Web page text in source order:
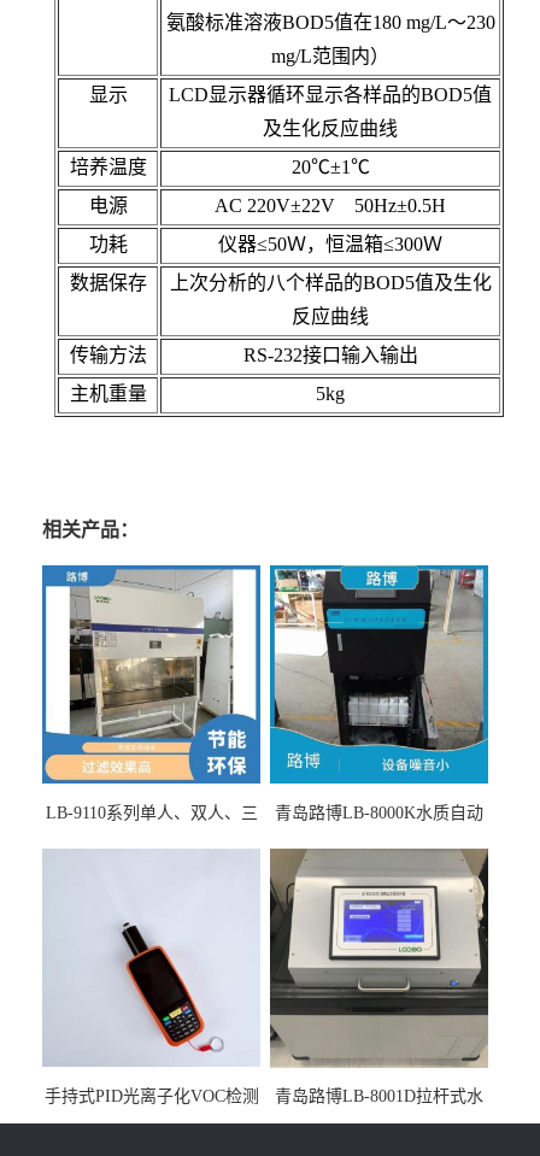
氨酸标准溶液BOD5值在180 mg/L～230
mg/L范围内）
显示
LCD显示器循环显示各样品的BOD5值
及生化反应曲线
培养温度
20℃±1℃
电源
AC 220V±22V 50Hz±0.5H
功耗
仪器≤50Ｗ，恒温箱≤300Ｗ
数据保存
上次分析的八个样品的BOD5值及生化
反应曲线
传输方法
RS-232接口输入输出
主机重量
5kg
相关产品：
LB-9110系列单人、双人、三
青岛路博LB-8000K水质自动
手持式PID光离子化VOC检测
仪（挥发性有机物设备）
青岛路博LB-8001D拉杆式水
质采样器